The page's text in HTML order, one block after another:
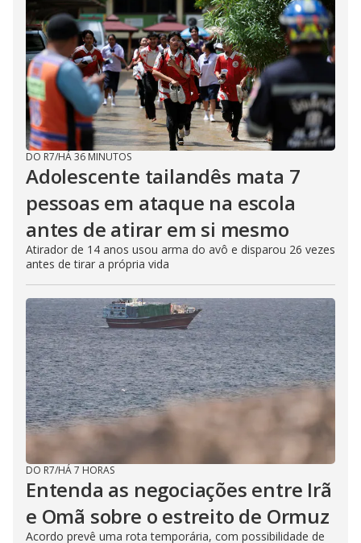
DO R7/HÁ 36 MINUTOS
Adolescente tailandês mata 7
pessoas em ataque na escola
antes de atirar em si mesmo
Atirador de 14 anos usou arma do avô e disparou 26 vezes
antes de tirar a própria vida
DO R7/HÁ 7 HORAS
Entenda as negociações entre Irã
e Omã sobre o estreito de Ormuz
Acordo prevê uma rota temporária, com possibilidade de